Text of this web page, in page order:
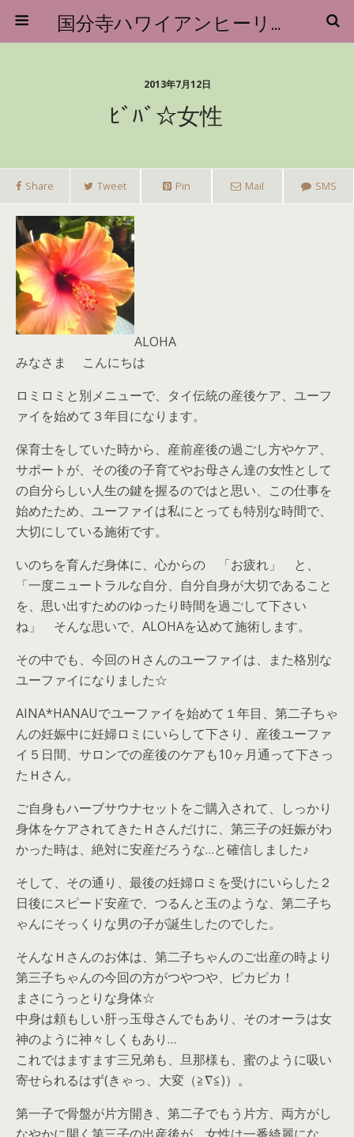
国分寺ハワイアンヒーリングマッサージロミロミ アイナ・ハナウ
2013年7月12日
ﾋﾞﾊﾞ☆女性
Share Tweet Pin Mail SMS
ALOHA
みなさま こんにちは
ロミロミと別メニューで、タイ伝統の産後ケア、 ユーフ
ァイを始めて３年目になります。
保育士をしていた時から、産前産後の過ごし方やケア、
サポートが、 その後の子育てやお母さん達の女性として
の自分らしい人生の鍵を握るのではと思い、この仕事を
始めたため、ユーファイは私にとっても特別な時間で、
大切にしている施術です。
いのちを育んだ身体に、心からの 「お疲れ」 と、
「一度ニュートラルな自分、自分自身が大切であること
を、 思い出すためのゆったり時間を過ごして下さい
ね」 そんな思いで、ALOHAを込めて施術します。
その中でも、今回のＨさんのユーファイは、
また格別な
ユーファイになりました☆
AINA*HANAUでユーファイを始めて１年目、 第二子ちゃ
んの妊娠中に妊婦ロミにいらして下さり、 産後ユーファ
イ５日間、 サロンでの産後のケアも10ヶ月通って下さっ
たＨさん。
ご自身もハーブサウナセットをご購入されて、
しっかり
身体をケアされてきたＨさんだけに、 第三子の妊娠がわ
かった時は、絶対に安産だろうな…と確信しました♪
そして、その通り、最後の妊婦ロミを受けにいらした２
日後にスピード安産で、つるんと玉のような、 第二子ち
ゃんにそっくりな男の子が誕生したのでした。
そんなＨさんのお体は、 第二子ちゃんのご出産の時より
第三子ちゃんの今回の方がつやつや、ピカピカ！
まさにうっとりな身体☆
中身は頼もしい肝っ玉母さんでもあり、 そのオーラは女
神のように神々しくもあり…
これではますます三兄弟も、旦那様も、 蜜のように吸い
寄せられるはず(きゃっ、大変（≧∇≦)）。
第一子で骨盤が片方開き、第二子でもう片方、 両方がし